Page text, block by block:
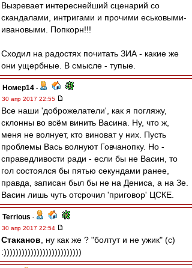
Вызревает интереснейший сценарий со
скандалами, интригами и прочими еськовыми-
ивановыми. Попкорн!!!
Сходил на радостях почитать ЗИА - какие же
они ущербные. В смысле - тупые.
Номер14 -
30 апр 2017 22:55
Все наши 'доброжелатели', как я погляжу,
склонны во всём винить Васина. Ну, что ж,
меня не волнует, кто виноват у них. Пусть
проблемы Вась волнуют Говчанопку. Но -
справедливости ради - если бы не Васин, то
гол состоялся бы пятью секундами ранее,
правда, записан был бы не на Дениса, а на Зе.
Васин лишь чуть отсрочил 'приговор' ЦСКЕ.
Terrious -
30 апр 2017 22:54
Cтаканов , ну как же ? "болтут и не ужик" (с)
:))))))))))))))))))))))))))